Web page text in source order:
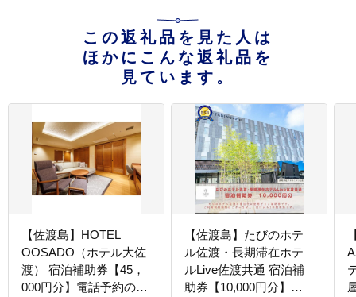
この返礼品を見た人は
ほかにこんな返礼品を
見ています。
【佐渡島】HOTEL
OOSADO（ホテル大佐
渡） 宿泊補助券【45，
000円分】電話予約のみ
【佐渡島】たびのホテ
ル佐渡・長期滞在ホテ
ルLive佐渡共通 宿泊補
助券【10,000円分】電